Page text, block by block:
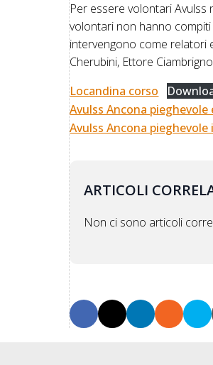
Per essere volontari
volontari non hanno
intervengono come relatori
Cherubini, Ettore
Locandina corso
Avulss Ancona
Avulss Ancona
ARTICOLI
Non ci sono articoli